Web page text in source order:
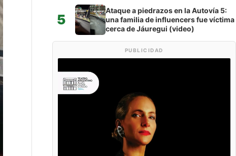
5
Ataque a piedrazos en la Autovía 5:
una familia de influencers fue víctima
cerca de Jáuregui (video)
PUBLICIDAD